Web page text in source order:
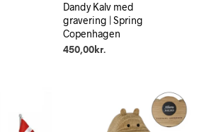
Dandy Kalv med
gravering | Spring
Copenhagen
450,00kr.